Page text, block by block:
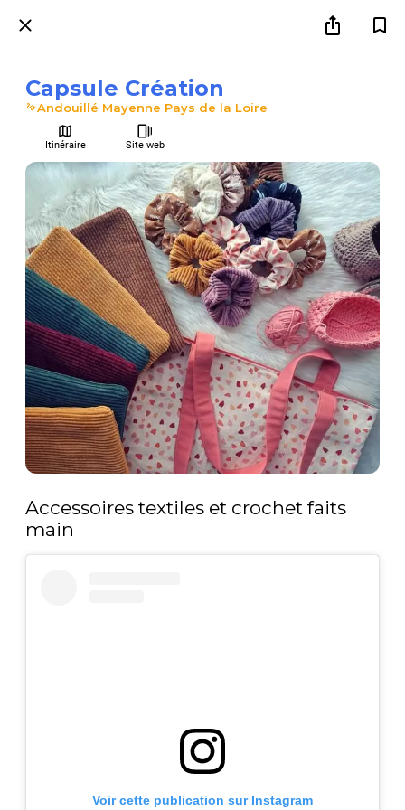
Capsule Création
Andouillé Mayenne Pays de la Loire
Itinéraire Site web
Accessoires textiles et crochet faits
main
Voir cette publication sur Instagram